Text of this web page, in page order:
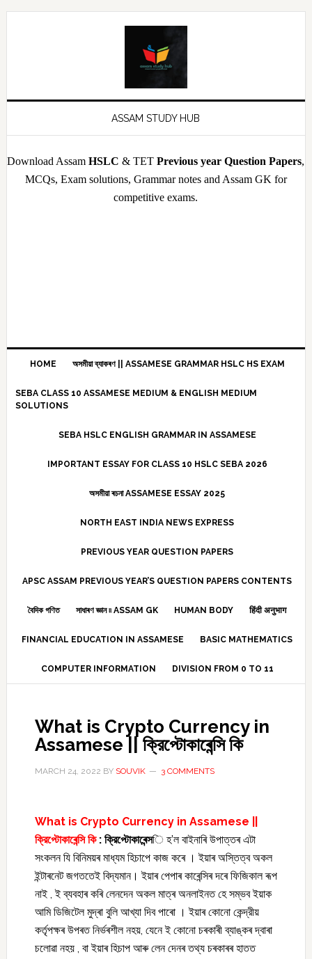
Skip
Skip
Skip
Skip
ASSAM STUDY HUB
Download AssamHSLC & TETPrevious year Question Papers,
MCQs, Exam solutions, Grammar notes and Assam GK for
competitive exams.
HOME অসমীয়া ব্যাকৰণ || ASSAMESE GRAMMAR HSLC HS EXAM
SEBA CLASS 10 ASSAMESE MEDIUM & ENGLISH MEDIUM
SOLUTIONS
SEBA HSLC ENGLISH GRAMMAR IN ASSAMESE
IMPORTANT ESSAY FOR CLASS 10 HSLC SEBA 2026
অসমীয়া ৰচনা ASSAMESE ESSAY 2025
NORTH EAST INDIA NEWS EXPRESS
PREVIOUS YEAR QUESTION PAPERS
APSC ASSAM PREVIOUS YEAR’S QUESTION PAPERS CONTENTS
বৈদিক গণিত সাধাৰণ জ্ঞান ৷৷ ASSAM GK HUMAN BODY हिंदी अनुभाग
FINANCIAL EDUCATION IN ASSAMESE BASIC MATHEMATICS
COMPUTER INFORMATION DIVISION FROM 0 TO 11
What is Crypto Currency in
Assamese || ক্রিপ্টোকাৰেন্সি কি
MARCH 24, 2022 BY SOUVIK 3 COMMENTS
What is Crypto Currency in Assamese ||
ক্রিপ্টোকাৰেন্সিকি : ক্রিপ্টোকাৰেন্সি হ’ল বাইনাৰি উপাত্তৰ এটা
সংকলন যি বিনিময়ৰ মাধ্যম হিচাপে কাজ কৰে । ইয়াৰ অস্তিত্ব অকল
ইন্টাৰনেট জগততেই বিদ্যমান। ইয়াৰ পেপাৰ কাৰেন্সিৰ দৰে ফিজিকাল ৰূপ
নাই , ই ব্যবহাৰ কৰি লেনদেন অকল মাত্ৰ অনলাইনত হে সম্ভব ইয়াক
আমি ডিজিটেল মুদ্ৰা বুলি আখ্যা দিব পাৰো । ইয়াৰ কোনো কেন্দ্রীয়
কর্তৃপক্ষৰ উপৰত নির্ভৰশীল নহয়, যেনে ই কোনো চৰকাৰী ব্যাঙ্কৰ দ্বাৰা
চলোৱা নহয় , বা ইয়াৰ হিচাপ আৰু লেন দেনৰ তথ্য চৰকাৰৰ হাতত